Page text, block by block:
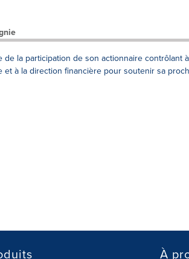
la participation de son actionnaire contrôlant
à la direction financière pour soutenir sa
À